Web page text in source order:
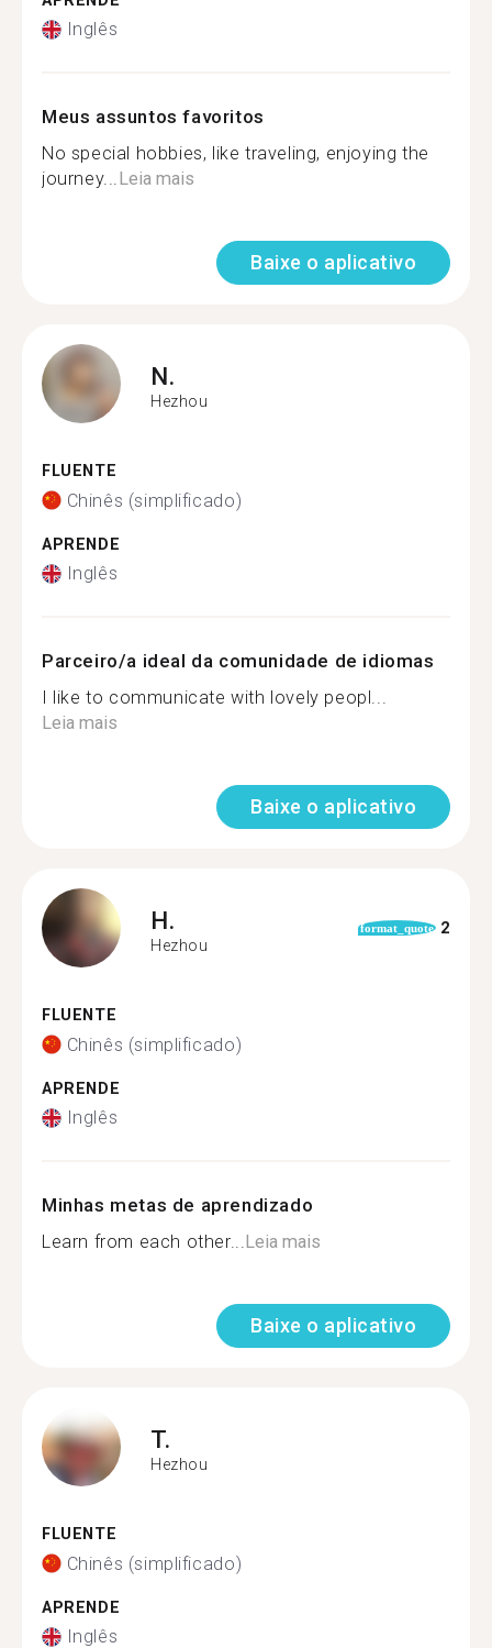
Inglês
Meus assuntos favoritos
No special hobbies, like traveling, enjoying the
journey...Leia mais
Baixe o aplicativo
N.
Hezhou
FLUENTE
Chinês (simplificado)
APRENDE
Inglês
Parceiro/a ideal da comunidade de idiomas
I like to communicate with lovely peopl...
Leia mais
Baixe o aplicativo
H.
Hezhou
format_quote 2
FLUENTE
Chinês (simplificado)
APRENDE
Inglês
Minhas metas de aprendizado
Learn from each other...Leia mais
Baixe o aplicativo
T.
Hezhou
FLUENTE
Chinês (simplificado)
APRENDE
Inglês